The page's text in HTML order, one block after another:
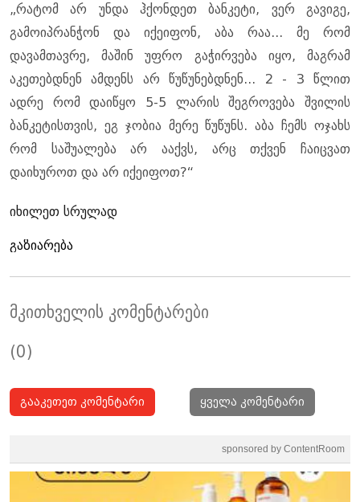
„რატომ არ უნდა ჰქონდეთ ბანკეტი, ვერ გავიგე,
გამოიპრანჭონ და იქეიფონ, აბა რაა... მე რომ
დავამთავრე, მაშინ უფრო გაჭირვება იყო, მაგრამ
აკეთებდნენ ამდენს არ წუწუნებდნენ... 2 - 3 წლით
ადრე რომ დაიწყო 5-5 ლარის შეგროვება შვილის
ბანკეტისთვის, ეგ ჯობია მერე წუწუნს. აბა ჩემს ოჯახს
რომ საშუალება არ ააქვს, არც თქვენ ჩაიცვათ
დაიხუროთ და არ იქეიფოთ?“
იხილეთ სრულად
გაზიარება
მკითხველის კომენტარები
(0)
გააკეთეთ კომენტარი ყველა კომენტარი
sponsored by ContentRoom